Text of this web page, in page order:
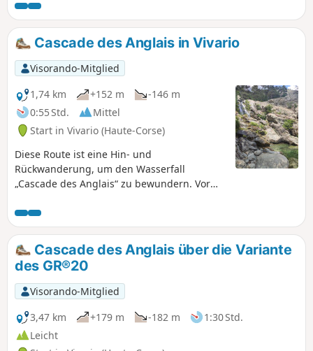
Cascade des Anglais in Vivario
Visorando-Mitglied
1,74 km
+152 m
-146 m
0:55 Std.
Mittel
Start in Vivario (Haute-Corse)
Diese Route ist eine Hin- und
Rückwanderung, um den Wasserfall
„Cascade des Anglais“ zu bewundern. Vor
und zahlreiche natürliche Becken, in denen
Sie im kühlen Wasser baden können.
Cascade des Anglais über die Variante
des GR®20
Visorando-Mitglied
3,47 km
+179 m -182 m
1:30 Std.
Leicht